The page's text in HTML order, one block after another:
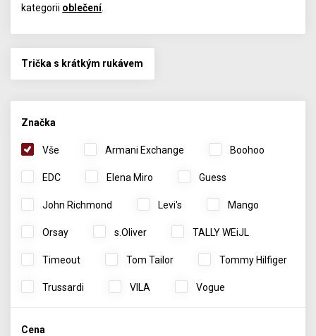
kategorii oblečení.
Trička s krátkým rukávem
Značka
Vše Armani Exchange Boohoo
EDC Elena Miro Guess
John Richmond Levi's Mango
Orsay s.Oliver TALLY WEiJL
Timeout Tom Tailor Tommy Hilfiger
Trussardi VILA Vogue
Cena